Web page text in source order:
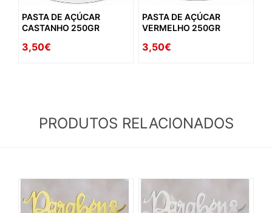
PASTA DE AÇÚCAR
CASTANHO 250GR
3,50€
PASTA DE AÇÚCAR
VERMELHO 250GR
3,50€
PRODUTOS RELACIONADOS